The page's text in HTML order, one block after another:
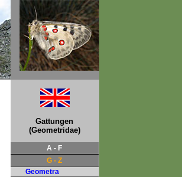
Gattungen
(Geometridae)
A - F
G - Z
Geometra